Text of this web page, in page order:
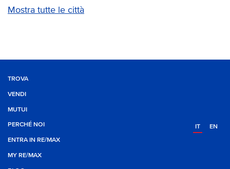
Mostra tutte le città
TROVA
VENDI
MUTUI
PERCHÉ NOI
ENTRA IN RE/MAX
MY RE/MAX
IT EN